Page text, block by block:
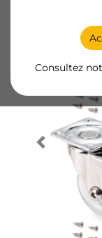
Consultez